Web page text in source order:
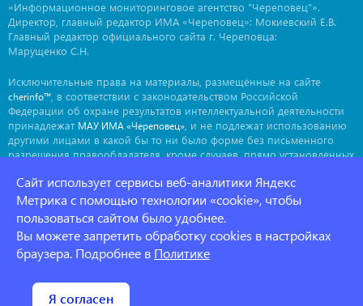
«Информационное мониторинговое агентство "Череповец"».
Директор, главный редактор ИМА «Череповец»: Мокиевский Е.В.
Главный редактор официального сайта г. Череповца:
Марущенко С.Н.
Исключительные права на материалы, размещённые на сайте
cherinfo™ , в соответствии с законодательством Российской
Федерации об охране результатов интеллектуальной деятельности
принадлежат МАУ ИМА «Череповец» , и не подлежат использованию
другими лицами в какой бы то ни было форме без письменного
разрешения правообладателя, кроме случаев, прямо установленных
ima@cherinfo.ru. Мнение авторов может не совпадать с мнением
редакции.
При использовании материалов сайтаcherinfo™
является прямая, открытая для индексации гиперссылка на
страницу, с которой материал заимствован. Гиперссылка должна
размещаться непосредственно в тексте, воспроизводящем
оригинальный материал
Политика конфеденциальности
Сайт использует сервисы веб-аналитики Яндекс
Метрика с помощью технологии «cookie», чтобы
пользоваться сайтом было удобнее.
Вы можете запретить обработку cookies в настройках
браузера. Подробнее в Политике